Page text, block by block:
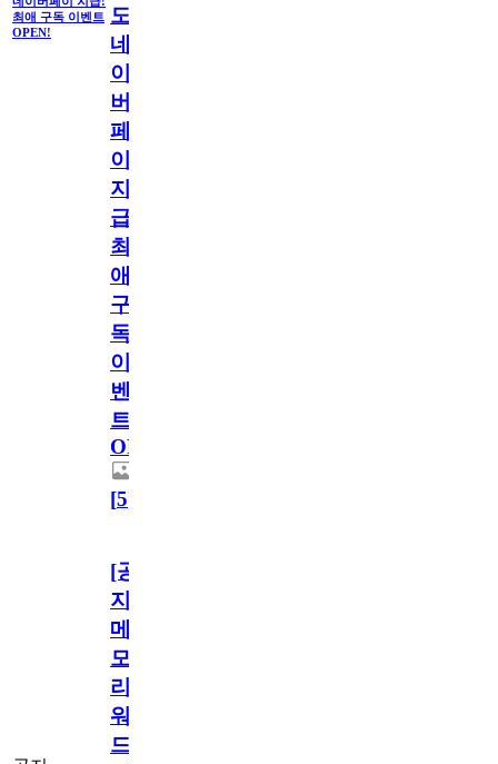
최애 구독 이벤트
OPEN!
도
네
이
버
페
이
지
급!
최
애
구
독
이
벤
트
OPEN!
[5]
[공
지]
메
모
리
워
드